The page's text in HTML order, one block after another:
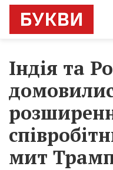
Індія та
мит